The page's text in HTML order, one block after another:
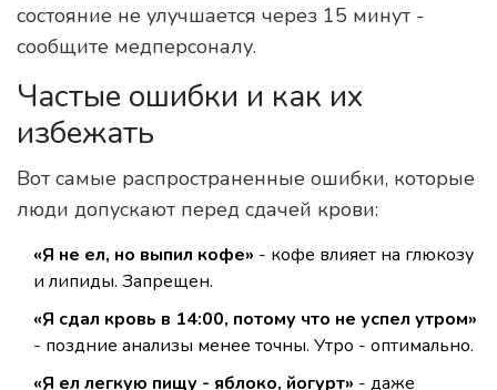
состояние не улучшается через 15 минут -
сообщите медперсоналу.
Частые ошибки и как их
избежать
Вот самые распространенные ошибки, которые
люди допускают перед сдачей крови:
«Я не ел, но выпил кофе» - кофе влияет на глюкозу
и липиды. Запрещен.
«Я сдал кровь в 14:00, потому что не успел утром»
- поздние анализы менее точны. Утро - оптимально.
«Я ел легкую пищу - яблоко, йогурт» - даже